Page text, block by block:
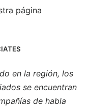
página
en la región, los
se encuentran
de habla